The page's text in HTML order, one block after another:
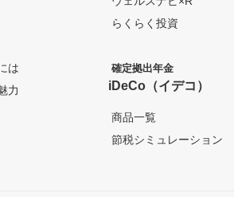
は
力
らくらく投資
確定拠出年金
iDeCo（イデコ）
商品一覧
節税シミュレーション